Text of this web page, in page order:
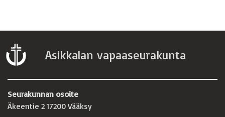
Asikkalan vapaaseurakunta
Seurakunnan osoite
Äkeentie 2 17200 Vääksy